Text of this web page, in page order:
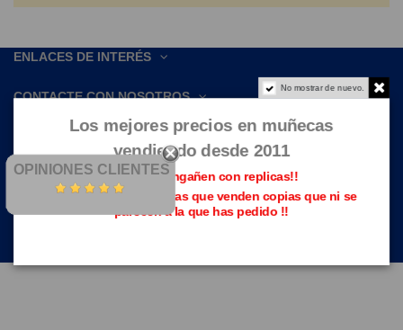
ENLACES DE INTERÉS
CONTACTE CON NOSOTROS
OPINIONES CLIENTES
No mostrar de nuevo.
Los mejores precios en muñecas
vendiendo desde 2011
Que no te engañen con replicas!!
Evita las páginas piratas que venden copias que ni se
parecen a la que has pedido !!